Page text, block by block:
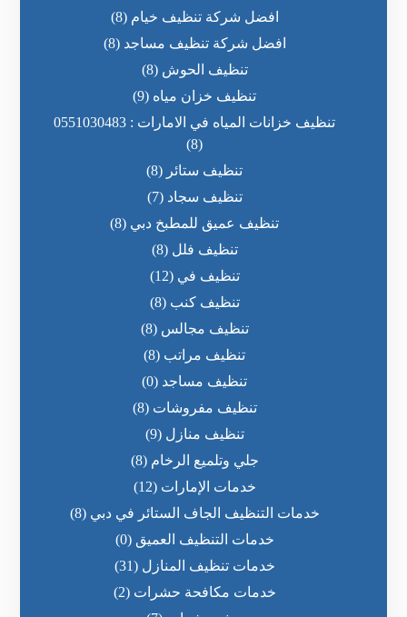
افضل شركة تنظيف خيام (8)
افضل شركة تنظيف مساجد (8)
تنظيف الحوش (8)
تنظيف خزان مياه (9)
تنظيف خزانات المياه في الامارات : 0551030483
(8)
تنظيف ستائر (8)
تنظيف سجاد (7)
تنظيف عميق للمطبخ دبي (8)
تنظيف فلل (8)
تنظيف في (12)
تنظيف كنب (8)
تنظيف مجالس (8)
تنظيف مراتب (8)
تنظيف مساجد (0)
تنظيف مفروشات (8)
تنظيف منازل (9)
جلي وتلميع الرخام (8)
خدمات الإمارات (12)
خدمات التنظيف الجاف الستائر في دبي (8)
خدمات التنظيف العميق (0)
خدمات تنظيف المنازل (31)
خدمات مكافحة حشرات (2)